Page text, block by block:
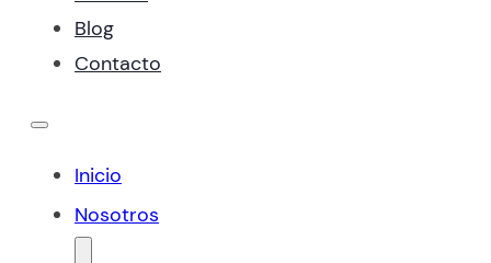
Blog
Contacto
Inicio
Nosotros